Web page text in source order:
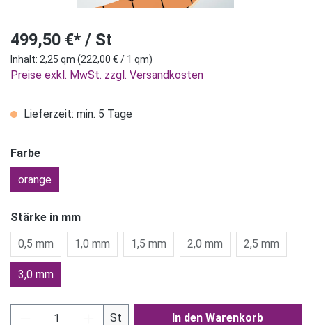
499,50 €* / St
Inhalt: 2,25 qm (222,00 € / 1 qm)
Preise exkl. MwSt. zzgl. Versandkosten
Lieferzeit: min. 5 Tage
Farbe
orange
Stärke in mm
0,5 mm
1,0 mm 1,5 mm 2,0 mm 2,5 mm
3,0 mm
Produkt Anzahl: Gib den gewünschten Wert
St In den Warenkorb